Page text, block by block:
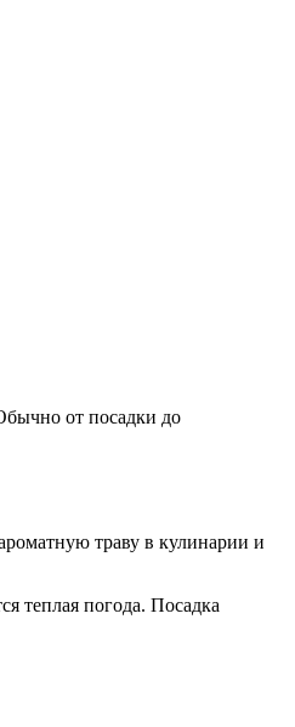
от посадки до
траву в кулинарии и
теплая погода. Посадка